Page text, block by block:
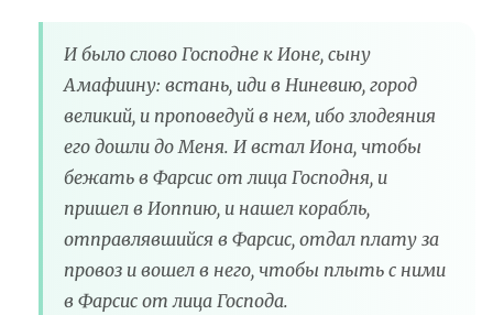
И было слово Господне к Ионе, сыну
Амафиину: встань, иди в Ниневию, город
великий, и проповедуй в нем, ибо злодеяния
его дошли до Меня. И встал Иона, чтобы
бежать в Фарсис от лица Господня, и
пришел в Иоппию, и нашел корабль,
отправлявшийся в Фарсис, отдал плату за
провоз и вошел в него, чтобы плыть с ними
в Фарсис от лица Господа.